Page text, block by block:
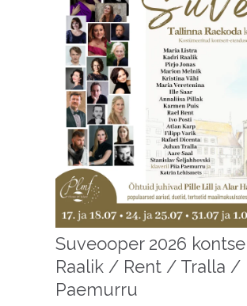
Suveooper 2026
Raalik / Rent / Tralla /
Paemurru